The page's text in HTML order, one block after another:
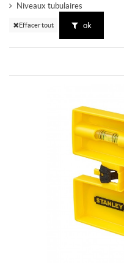
Niveaux tubulaires
Effacer tout ok